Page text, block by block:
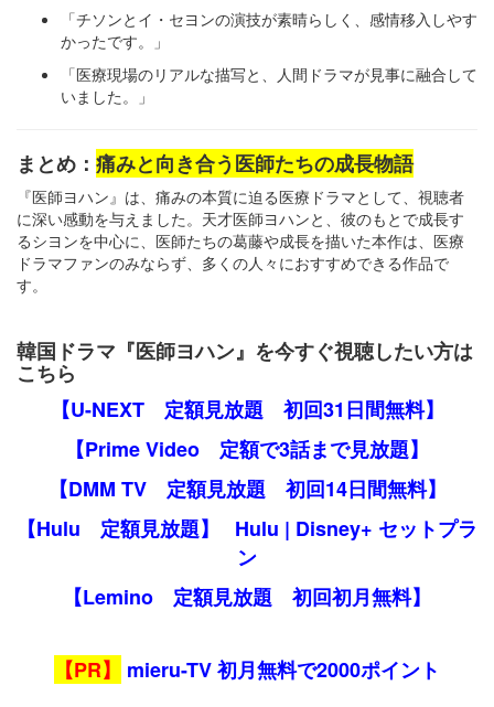
「チソンとイ・セヨンの演技が素晴らしく、感情移入しやす
かったです。」
「医療現場のリアルな描写と、人間ドラマが見事に融合して
いました。」
まとめ： 痛みと向き合う医師たちの成長物語
『医師ヨハン』は、痛みの本質に迫る医療ドラマとして、視聴者
に深い感動を与えました。天才医師ヨハンと、彼のもとで成長す
るシヨンを中心に、医師たちの葛藤や成長を描いた本作は、医療
ドラマファンのみならず、多くの人々におすすめできる作品で
す。
韓国ドラマ『医師ヨハン』を今すぐ視聴したい方は
こちら
【U-NEXT 定額見放題 初回31日間無料】
【Prime Video 定額で3話まで見放題】
【DMM TV 定額見放題 初回14日間無料】
【Hulu 定額見放題】
Hulu | Disney+ セットプラ
ン
【Lemino 定額見放題 初回初月無料】
【PR】 mieru-TV 初月無料で2000ポイント